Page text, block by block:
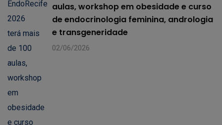
aulas, workshop em obesidade e curso
de endocrinologia feminina, andrologia
e transgeneridade
02/06/2026